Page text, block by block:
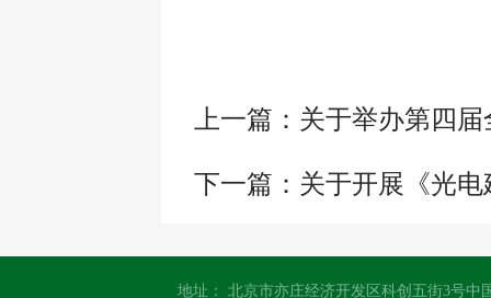
上一篇： 关于举办第四
下一篇： 关于开展《光
地址： 北京市亦庄经济开发区科创五街3号中